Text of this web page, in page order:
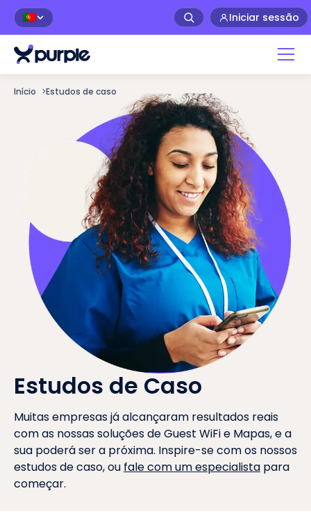
🇵🇹 Iniciar sessão
Início >Estudos de caso
Estudos de Caso
Muitas empresas já alcançaram resultados reais
com as nossas soluções de Guest WiFi e Mapas, e a
sua poderá ser a próxima. Inspire-se com os nossos
estudos de caso, ou fale com um especialista para
começar.